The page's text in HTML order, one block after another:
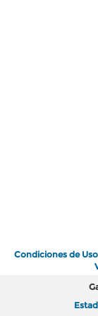
Condiciones de Uso